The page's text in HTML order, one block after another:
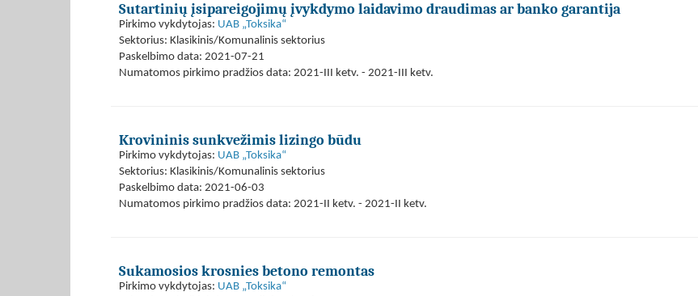
Sutartinių įsipareigojimų įvykdymo laidavimo draudimas ar banko garantija
Pirkimo vykdytojas: UAB „Toksika“
Sektorius: Klasikinis/Komunalinis sektorius
Paskelbimo data: 2021-07-21
Numatomos pirkimo pradžios data: 2021-III ketv. - 2021-III ketv.
Krovininis sunkvežimis lizingo būdu
Pirkimo vykdytojas: UAB „Toksika“
Sektorius: Klasikinis/Komunalinis sektorius
Paskelbimo data: 2021-06-03
Numatomos pirkimo pradžios data: 2021-II ketv. - 2021-II ketv.
Sukamosios krosnies betono remontas
Pirkimo vykdytojas: UAB „Toksika“